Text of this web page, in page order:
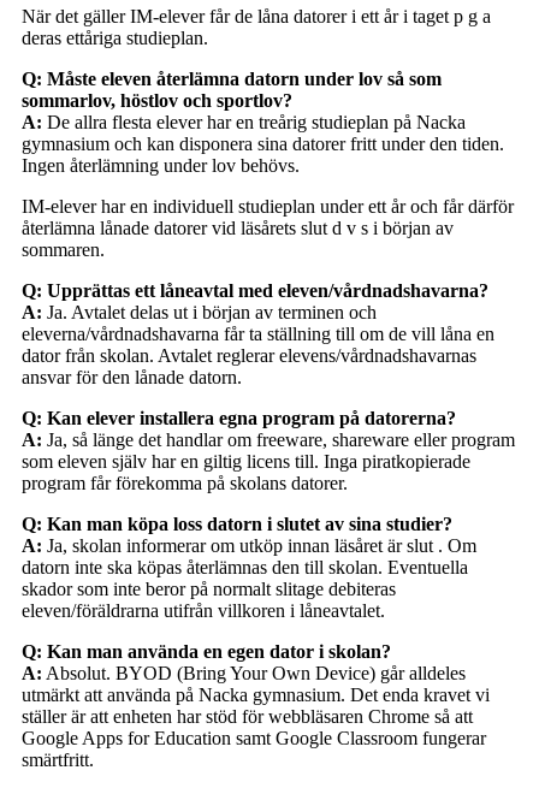
När det gäller IM-elever får de låna datorer i ett år i taget p g a
deras ettåriga studieplan.
Q: Måste eleven återlämna datorn under lov så som
sommarlov, höstlov och sportlov?
A: De allra flesta elever har en treårig studieplan på Nacka
gymnasium och kan disponera sina datorer fritt under den tiden.
Ingen återlämning under lov behövs.
IM-elever har en individuell studieplan under ett år och får därför
återlämna lånade datorer vid läsårets slut d v s i början av
sommaren.
Q: Upprättas ett låneavtal med eleven/vårdnadshavarna?
A: Ja. Avtalet delas ut i början av terminen och
eleverna/vårdnadshavarna får ta ställning till om de vill låna en
dator från skolan. Avtalet reglerar elevens/vårdnadshavarnas
ansvar för den lånade datorn.
Q: Kan elever installera egna program på datorerna?
A: Ja, så länge det handlar om freeware, shareware eller program
som eleven själv har en giltig licens till. Inga piratkopierade
program får förekomma på skolans datorer.
Q: Kan man köpa loss datorn i slutet av sina studier?
A: Ja, skolan informerar om utköp innan läsåret är slut . Om
datorn inte ska köpas återlämnas den till skolan. Eventuella
skador som inte beror på normalt slitage debiteras
eleven/föräldrarna utifrån villkoren i låneavtalet.
Q: Kan man använda en egen dator i skolan?
A: Absolut. BYOD (Bring Your Own Device) går alldeles
utmärkt att använda på Nacka gymnasium. Det enda kravet vi
ställer är att enheten har stöd för webbläsaren Chrome så att
Google Apps for Education samt Google Classroom fungerar
smärtfritt.